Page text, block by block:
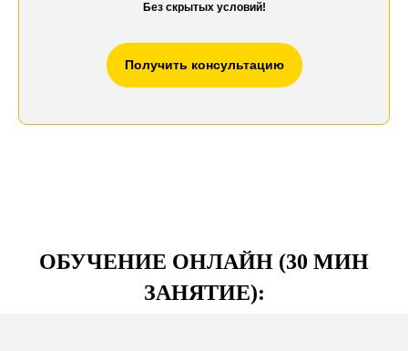
Без скрытых условий!
Получить консультацию
ОБУЧЕНИЕ ОНЛАЙН (30 МИН
ЗАНЯТИЕ):